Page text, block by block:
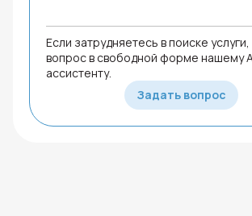
Если затрудняетесь в поиске
вопрос в свободной форме нашему
ассистенту.
Задать вопрос